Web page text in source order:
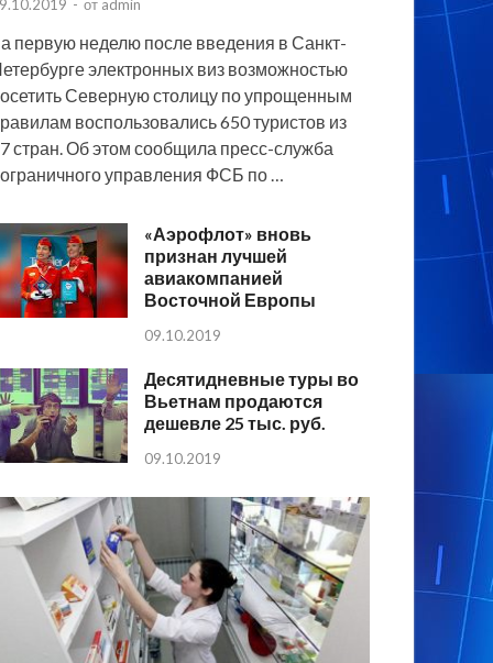
- от admin
первую неделю после введения в Санкт-
электронных виз возможностью
Северную столицу по упрощенным
воспользовались 650 туристов из
стран. Об этом сообщила пресс-служба
управления ФСБ по …
«Аэрофлот» вновь
признан лучшей
авиакомпанией
Восточной Европы
09.10.2019
Десятидневные туры во
Вьетнам продаются
дешевле 25 тыс. руб.
09.10.2019